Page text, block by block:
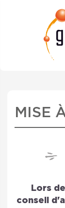
MISE
Lors
conseil